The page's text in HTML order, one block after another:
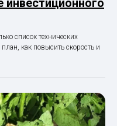
инвестиционного
список технических
как повысить скорость и